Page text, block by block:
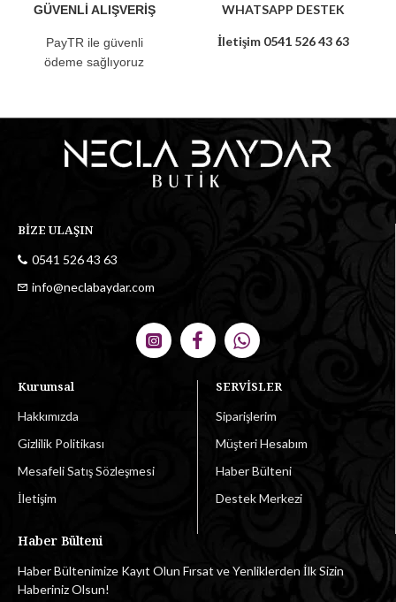
GÜVENLİ ALIŞVERİŞ
PayTR ile güvenli
ödeme sağlıyoruz
WHATSAPP DESTEK
İletişim 0541 526 43 63
BİZE ULAŞIN
0541 526 43 63
info@neclabaydar.com
Kurumsal
Hakkımızda
Gizlilik Politikası
Mesafeli Satış Sözleşmesi
İletişim
SERVİSLER
Siparişlerim
Müşteri Hesabım
Haber Bülteni
Destek Merkezi
Haber Bülteni
Haber Bültenimize Kayıt Olun Fırsat ve Yenliklerden İlk Sizin
Haberiniz Olsun!